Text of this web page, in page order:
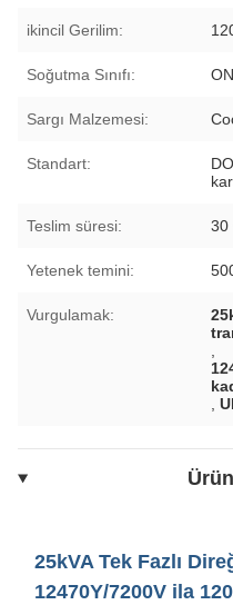
ikincil Gerilim:
Soğutma Sınıfı:
Sargı Malzemesi:
Standart:
Teslim süresi: 30
Yetenek temini:
Vurgulamak:
,
25kVA Tek Fazlı
12470Y/7200V ila